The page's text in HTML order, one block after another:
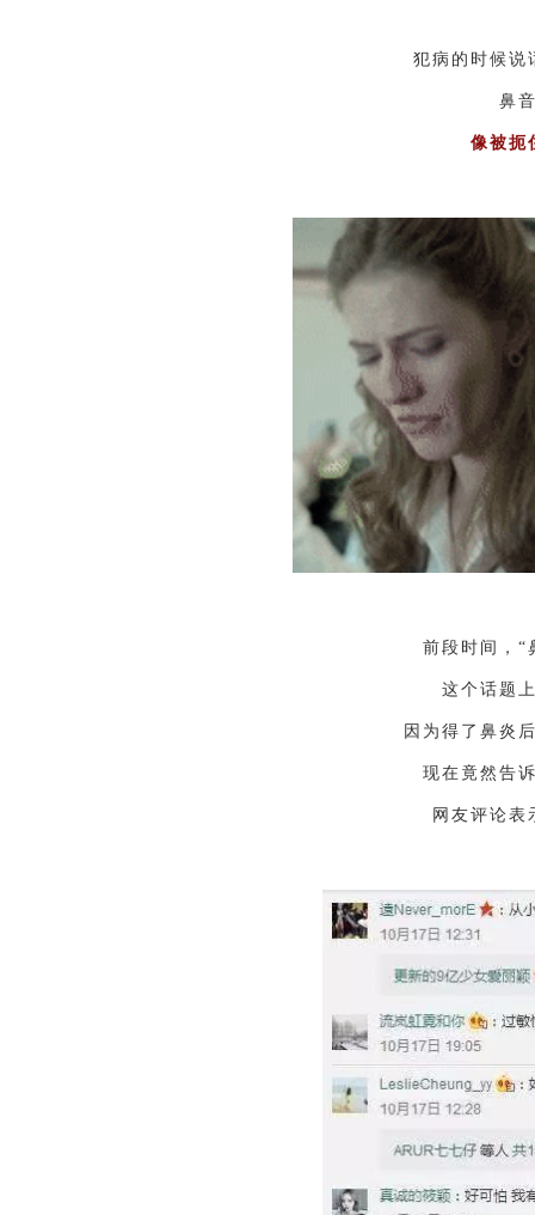
犯病的时候说
鼻
像被扼
前段时间，“
这个话题
因为得了鼻炎
现在竟然告
网友评论表